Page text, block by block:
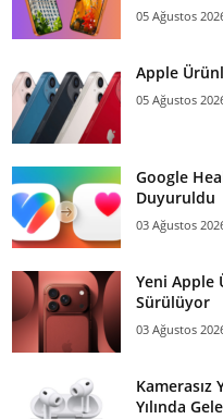
05 Ağustos
Apple
05 Ağustos
Google
Duyuruldu
03 Ağustos
Yeni Apple
Sürülüyor
03 Ağustos
Kamerasız
Yılında